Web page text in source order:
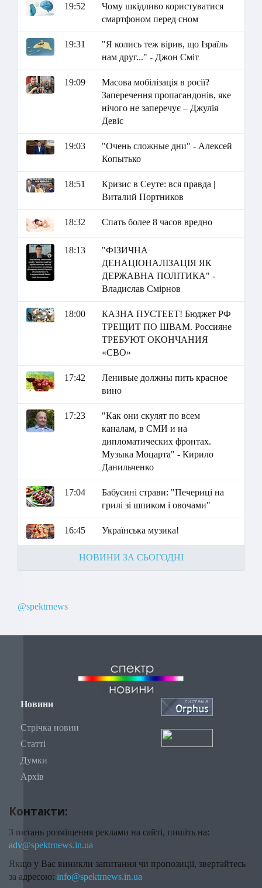
19:52
Чому шкідливо користуватися
смартфоном перед сном
19:31
"Я колись теж вірив, що Ізраїль
нам друг..." - Джон Сміт
19:09
Масова мобілізація в росії?
Заперечення пропагандонів, яке
нічого не заперечує – Джулія
Девіс
19:03
"Очень сложные дни" - Алексей
Копытько
18:51
Кризис в Сеуте: вся правда |
Виталий Портников
18:32 Спать более 8 часов вредно
18:13
"ФІЗИЧНА
ДЕНАЦІОНАЛІЗАЦІЯ ЯК
ДЕРЖАВНА ПОЛІТИКА" -
Владислав Смірнов
18:00
КАЗНА ПУСТЕЕТ! Бюджет РФ
ТРЕЩИТ ПО ШВАМ. Россияне
ТРЕБУЮТ ОКОНЧАНИЯ
«СВО»
17:42
Ленивые должны пить красное
вино
17:23
"Как они скулят по всем
каналам, в СМИ и на
дипломатических фронтах.
Музыка Моцарта" - Кирило
Данильченко
17:04
Бабусині страви: "Печериці на
грилі зі шпиком і овочами"
16:45 Українська музика!
НОВИНИ ЗА СЬОГОДНІ
@spektrnews
Новини
Стрічка новин
Статті
Думки
Архів
Контакти:
З питань розміщення реклами на сайті, пишіть на:
adv@spektrnews.in.ua
Якщо у Вас виникли запитання чи пропозиції, звертайтесь
за адресою: info@spektrnews.in.ua